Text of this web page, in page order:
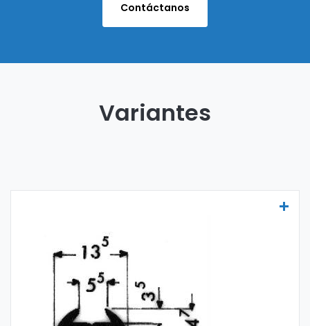
Contáctanos
Variantes
Molduras para vehículos - Art. 3060
Las molduras para vehículos se fabrican
con la especial aleación 6060 y se venden
en el formato en barra. El pedido mínimo es
de 300 kg.